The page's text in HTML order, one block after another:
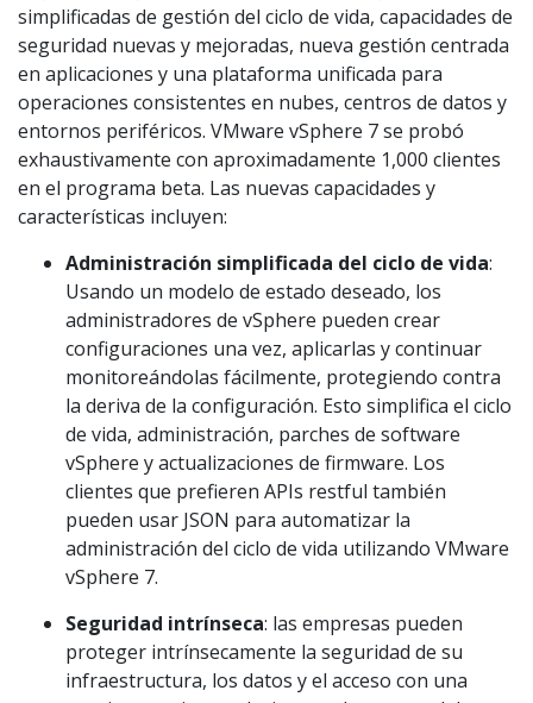
simplificadas de gestión del ciclo de vida, capacidades de
seguridad nuevas y mejoradas, nueva gestión centrada
en aplicaciones y una plataforma unificada para
operaciones consistentes en nubes, centros de datos y
entornos periféricos. VMware vSphere 7 se probó
exhaustivamente con aproximadamente 1,000 clientes
en el programa beta. Las nuevas capacidades y
características incluyen:
Administración simplificada del ciclo de vida:
Usando un modelo de estado deseado, los
administradores de vSphere pueden crear
configuraciones una vez, aplicarlas y continuar
monitoreándolas fácilmente, protegiendo contra
la deriva de la configuración. Esto simplifica el ciclo
de vida, administración, parches de software
vSphere y actualizaciones de firmware. Los
clientes que prefieren APIs restful también
pueden usar JSON para automatizar la
administración del ciclo de vida utilizando VMware
vSphere 7.
Seguridad intrínseca: las empresas pueden
proteger intrínsecamente la seguridad de su
infraestructura, los datos y el acceso con una